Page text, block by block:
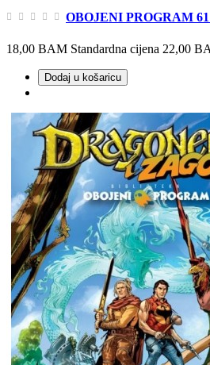
OBOJENI PROGRAM
18,00 BAM Standardna cijena 22,00
Dodaj u košaricu